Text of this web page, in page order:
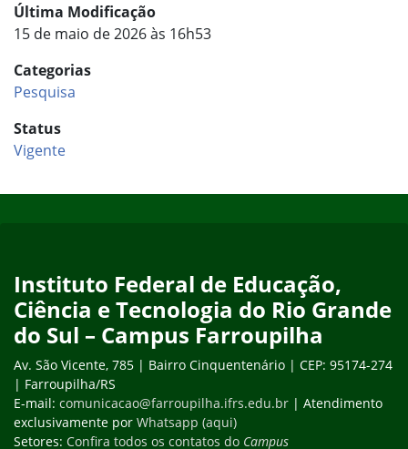
Última Modificação
15 de maio de 2026 às 16h53
Categorias
Pesquisa
Status
Vigente
Instituto Federal de Educação,
Ciência e Tecnologia do Rio Grande
do Sul – Campus Farroupilha
Av. São Vicente, 785 | Bairro Cinquentenário | CEP: 95174-274
| Farroupilha/RS
E-mail: comunicacao@farroupilha.ifrs.edu.br | Atendimento
exclusivamente por Whatsapp (aqui)
Setores: Confira todos os contatos do Campus